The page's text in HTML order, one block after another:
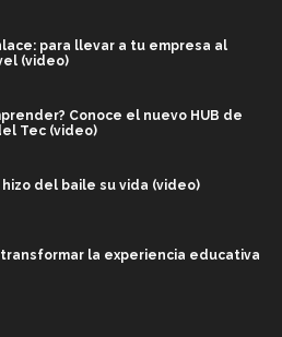
para llevar a tu empresa al
(video)
Conoce el nuevo HUB de
Tec (video)
hizo del baile su vida (video)
la experiencia educativa